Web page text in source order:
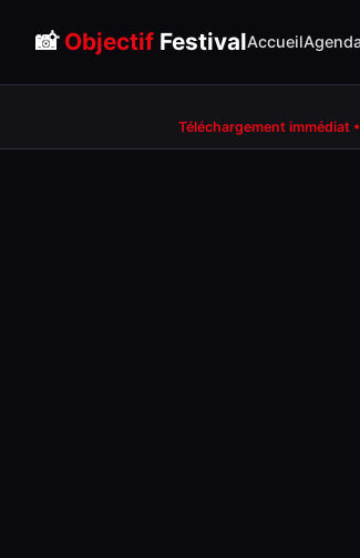
📸 Objectif FestivalAccueil
Téléchargement immédiat